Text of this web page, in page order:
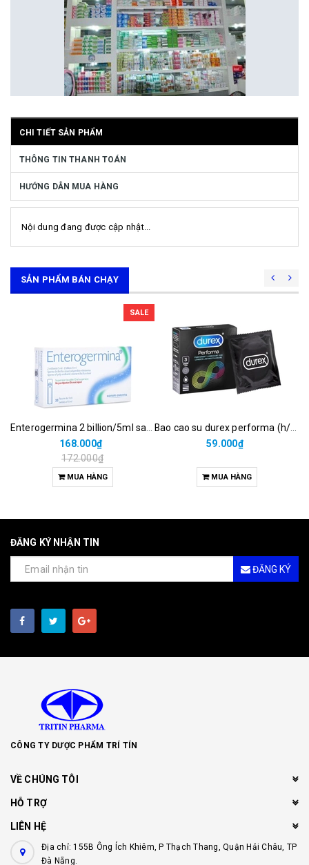
CHI TIẾT SẢN PHẨM
THÔNG TIN THANH TOÁN
HƯỚNG DẪN MUA HÀNG
Nội dung đang được cập nhật...
SẢN PHẨM BÁN CHẠY
SALE
168.000₫
172.000₫
MUA HÀNG
59.000₫
MUA HÀNG
ĐĂNG KÝ NHẬN TIN
ĐĂNG KÝ
CÔNG TY DƯỢC PHẨM TRÍ TÍN
VỀ CHÚNG TÔI
HỖ TRỢ
LIÊN HỆ
Địa chỉ: 155B Ông Ích Khiêm, P Thạch Thang, Quận Hải Châu, TP
Đà Nẵng.